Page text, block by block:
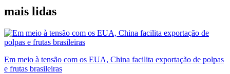
mais lidas
Em meio à tensão com os EUA, China facilita exportação de polpas
e frutas brasileiras